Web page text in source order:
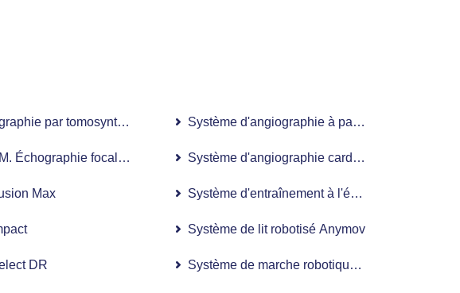
par tomosynthèse numérique à panneaux plats
Échographie focalisée guidée)
Max
DR
Système d'angiographie à panneau plat
Système d'angiographie cardiaque numérique
Système d'entraînement à l'équilibre Biodex
Système de lit robotisé Anymov
Système de marche robotique Lokomat